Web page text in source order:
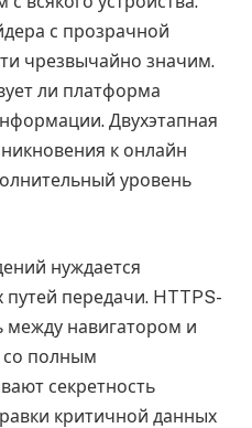
с прозрачной
чрезвычайно значим.
ли платформа
Двухэтапная
к онлайн
уровень
нуждается
передачи. HTTPS-
между навигатором и
со полным
секретность
критичной данных